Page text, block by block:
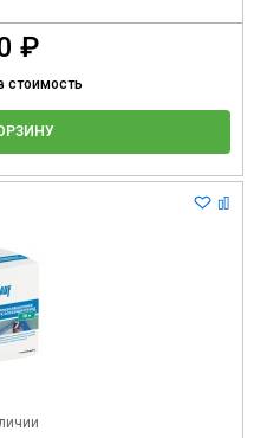
₽
стоимость